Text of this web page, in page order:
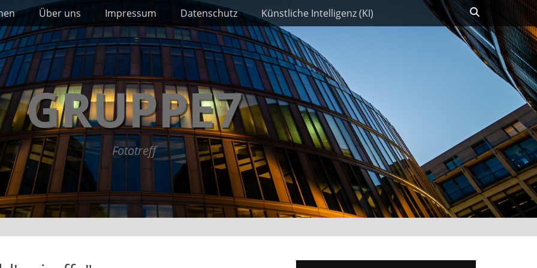
Über uns Impressum Datenschutz Künstliche Intelligenz (KI)
GRUPPE7
Fototreff